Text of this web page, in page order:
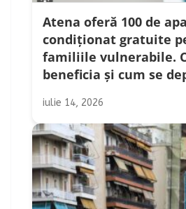
Atena oferă 100 de
condiționat gratuite
familiile vulnerabile.
beneficia și cum se
iulie 14, 2026